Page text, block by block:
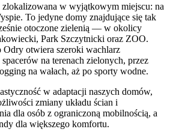
w wyjątkowym miejscu: na
To jedyne domy znajdujące się tak
otoczone zielenią — w okolicy
Park Szczytnicki oraz ZOO.
Odry otwiera szeroki wachlarz
na terenach zielonych, przez
na wałach, aż po sporty wodne.
w adaptacji naszych domów,
zmiany układu ścian i
dla osób z ograniczoną mobilnością, a
dla większego komfortu.